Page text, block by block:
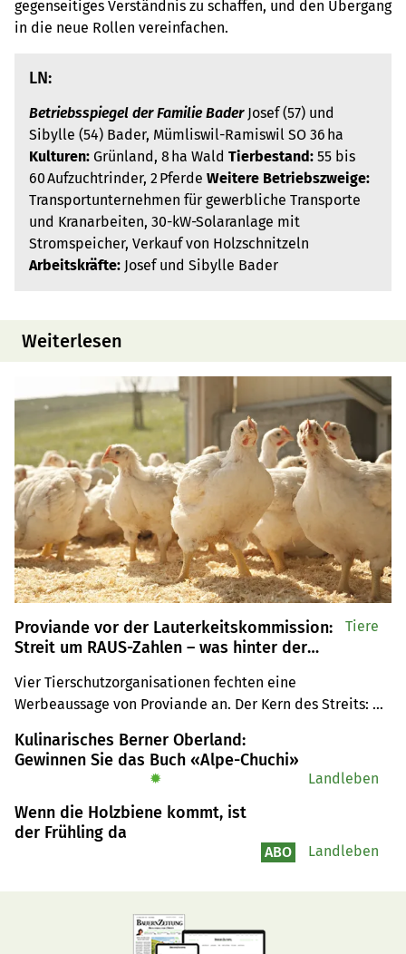
gegenseitiges Verständnis zu schaffen, und den Übergang
in die neue Rollen vereinfachen.
LN:
Betriebsspiegel der Familie BaderJosef (57) und
Sibylle (54) Bader, Mümliswil-Ramiswil SO 36 ha
Kulturen: Grünland, 8 ha Wald Tierbestand: 55 bis
60 Aufzuchtrinder, 2 Pferde Weitere Betriebszweige:
Transportunternehmen für gewerbliche Transporte
und Kranarbeiten, 30-kW-Solaranlage mit
Stromspeicher, Verkauf von Holzschnitzeln
Arbeitskräfte: Josef und Sibylle Bader
Weiterlesen
Proviande vor der Lauterkeitskommission:
Streit um RAUS-Zahlen – was hinter der
Vier Tierschutzorganisationen fechten eine
Werbeaussage von Proviande an. Der Kern des Streits:
hat die Formulierung inzwischen korrigiert.
Tiere
Kulinarisches Berner Oberland:
Gewinnen Sie das Buch «Alpe-Chuchi»
✹ Landleben
Wenn die Holzbiene kommt, ist
der Frühling da
ABO Landleben